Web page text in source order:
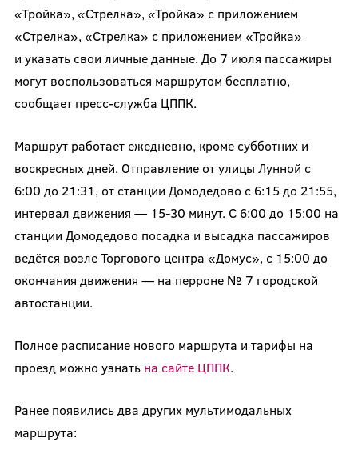
«Тройка», «Стрелка», «Тройка» с приложением
«Стрелка», «Стрелка» с приложением «Тройка»
и указать свои личные данные. До 7 июля пассажиры
могут воспользоваться маршрутом бесплатно,
сообщает пресс-служба ЦППК.
Маршрут работает ежедневно, кроме субботних и
воскресных дней. Отправление от улицы Лунной с
6:00 до 21:31, от станции Домодедово с 6:15 до 21:55,
интервал движения — 15-30 минут. С 6:00 до 15:00 на
станции Домодедово посадка и высадка пассажиров
ведётся возле Торгового центра «Домус», с 15:00 до
окончания движения — на перроне № 7 городской
автостанции.
Полное расписание нового маршрута и тарифы на
проезд можно узнать на сайте ЦППК.
Ранее появились два других мультимодальных
маршрута: